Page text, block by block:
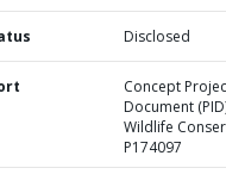
Disclosed
Concept
Document
Wildlife
P174097